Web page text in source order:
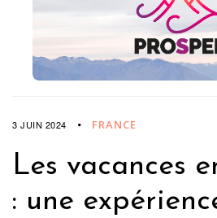
3 JUIN 2024 FRANCE
Les vacances
: une